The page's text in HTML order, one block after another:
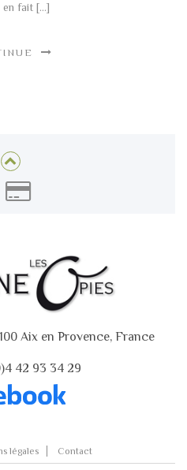
en fait […]
Aix en Provence, France
42 93 34 29
légales Contact